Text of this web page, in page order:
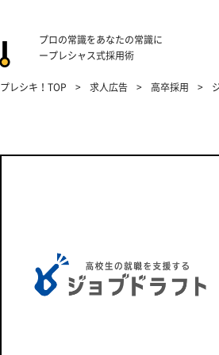
プロの常識をあなたの常識に
ープレシャス式採用術
プレシキ！TOP > 求人広告 > 高卒採用 >